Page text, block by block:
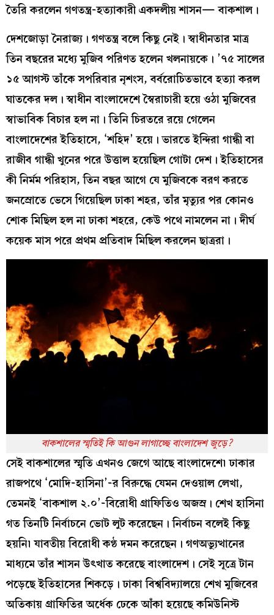
তৈরি করলেন গণতন্ত্র-হত্যাকারী একদলীয় শাসন— বাকশাল।
দেশজোড়া নৈরাজ্য। গণতন্ত্র বলে কিছু নেই। স্বাধীনতার মাত্র
তিন বছরের মধ্যে মুজিব পরিণত হলেন খলনায়কে। ’৭৫ সালের
১৫ আগস্ট তাঁকে সপরিবার নৃশংস, বর্বরোচিতভাবে হত্যা করল
ঘাতকের দল। স্বাধীন বাংলাদেশে স্বৈরাচারী হয়ে ওঠা মুজিবের
স্বাভাবিক বিচার হল না। তিনি চিরতরে রয়ে গেলেন
বাংলাদেশের ইতিহাসে, ‘শহিদ’ হয়ে। ভারতে ইন্দিরা গান্ধী বা
রাজীব গান্ধী খুনের পরে উত্তাল হয়েছিল গোটা দেশ। ইতিহাসের
কী নির্মম পরিহাস, তিন বছর আগে যে মুজিবকে বরণ করতে
জনস্রোতে ভেসে গিয়েছিল ঢাকা শহর, তাঁর মৃত্যুর পর কোনও
শোক মিছিল হল না ঢাকা শহরে, কেউ পথে নামলেন না। দীর্ঘ
কয়েক মাস পরে প্রথম প্রতিবাদ মিছিল করলেন ছাত্ররা।
বাকশালের স্মৃতিই কি আগুন লাগাচ্ছে বাংলাদেশ জুড়ে?
সেই বাকশালের স্মৃতি এখনও জেগে আছে বাংলাদেশে৷ ঢাকার
রাজপথে ‘মোদি-হাসিনা’-র বিরুদ্ধে যেমন দেওয়াল লেখা,
তেমনই ‘বাকশাল ২.০’-বিরোধী গ্রাফিতিও অজস্র। শেখ হাসিনা
গত তিনটি নির্বাচনে ভোট লুট করেছেন। নির্বাচন বলেই কিছু
হয়নি৷ যাবতীয় বিরোধী কণ্ঠ দমন করেছেন। গণঅভ্যুত্থানের
মাধ্যমে তাঁর শাসন উৎখাত করেছে বাংলাদেশ। সেই সূত্রে টান
পড়েছে ইতিহাসের শিকড়ে। ঢাকা বিশ্ববিদ্যালয়ে শেখ মুজিবের
অতিকায় গ্রাফিতির অর্ধেক ঢেকে আঁকা হয়েছে কমিউনিস্ট